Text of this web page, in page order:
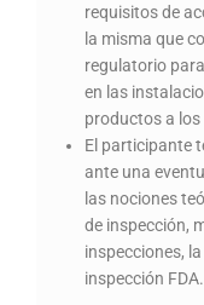
requisitos de
la misma que
regulatorio
en las
productos a
El participante
ante una
las nociones
de inspección,
inspecciones,
inspección FDA.